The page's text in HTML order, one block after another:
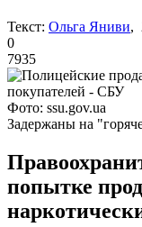
Текст: Ольга Яниви,
0
7935
Фото: ssu.gov.ua
Задержаны на
попытке